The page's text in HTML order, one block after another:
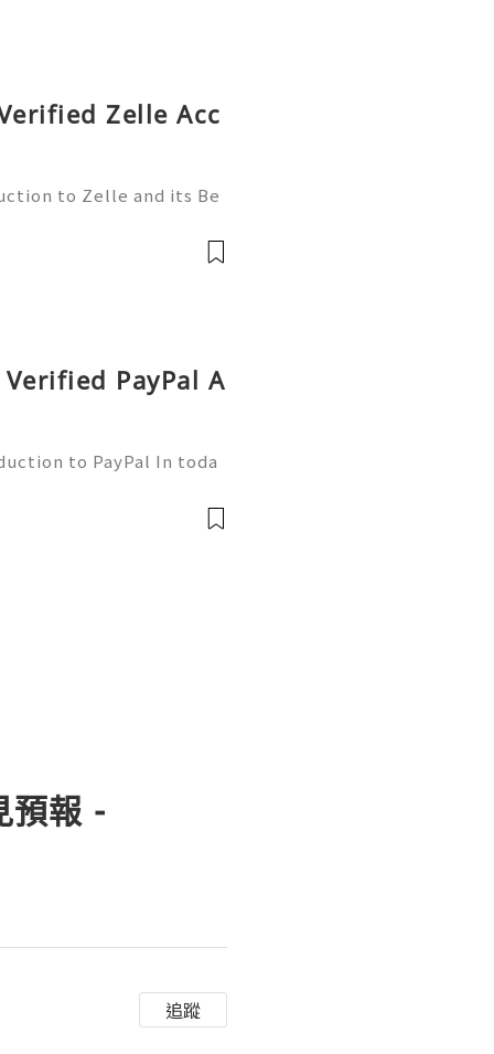
Zelle Acc
to Zelle and its Be
essential. Enter Zelle—
PayPal A
to PayPal In toda
of the leading platfor
預報 -
追蹤